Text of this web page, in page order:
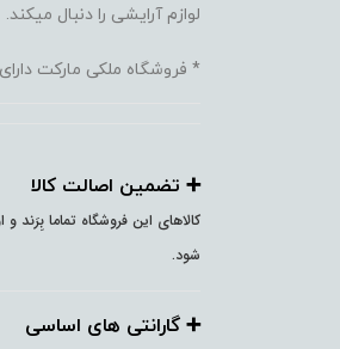
لوازم آرایشی را دنبال میکند.
* فروشگاه ملکی مارکت
➕️ تضمین اصالت کالا
کالاهای این فروشگاه تماما
شود.
➕️ گارانتی های اساسی